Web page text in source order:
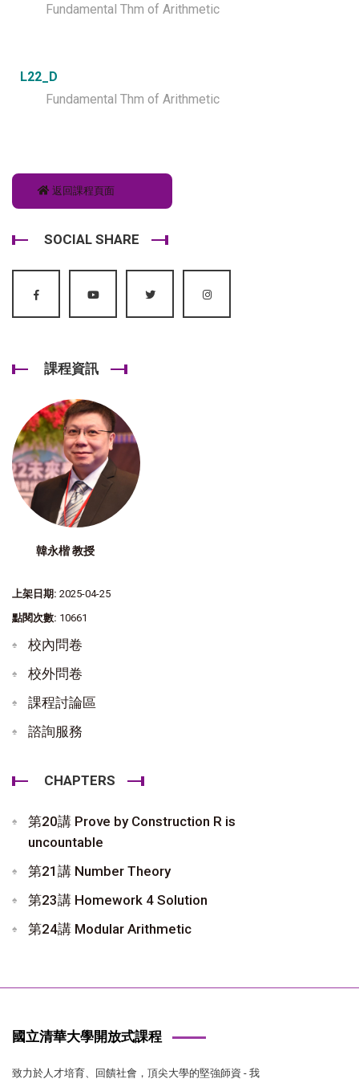
Fundamental Thm of Arithmetic
L22_D
Fundamental Thm of Arithmetic
返回課程頁面
SOCIAL SHARE
課程資訊
韓永楷 教授
上架日期: 2025-04-25
點閱次數: 10661
校內問卷
校外問卷
課程討論區
諮詢服務
CHAPTERS
第20講 Prove by Construction R is
uncountable
第21講 Number Theory
第23講 Homework 4 Solution
第24講 Modular Arithmetic
國立清華大學開放式課程
致力於人才培育、回饋社會，頂尖大學的堅強師資 - 我